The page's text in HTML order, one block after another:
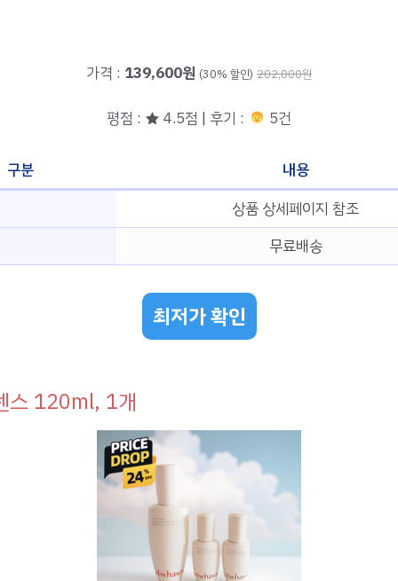
가격 : 139,600원 (30% 할인) 202,000원
평점 : ★ 4.5점 | 후기 : 5건
구분
내용
상품 상세페이지 참조
무료배송
최저가 확인
스 120ml, 1개